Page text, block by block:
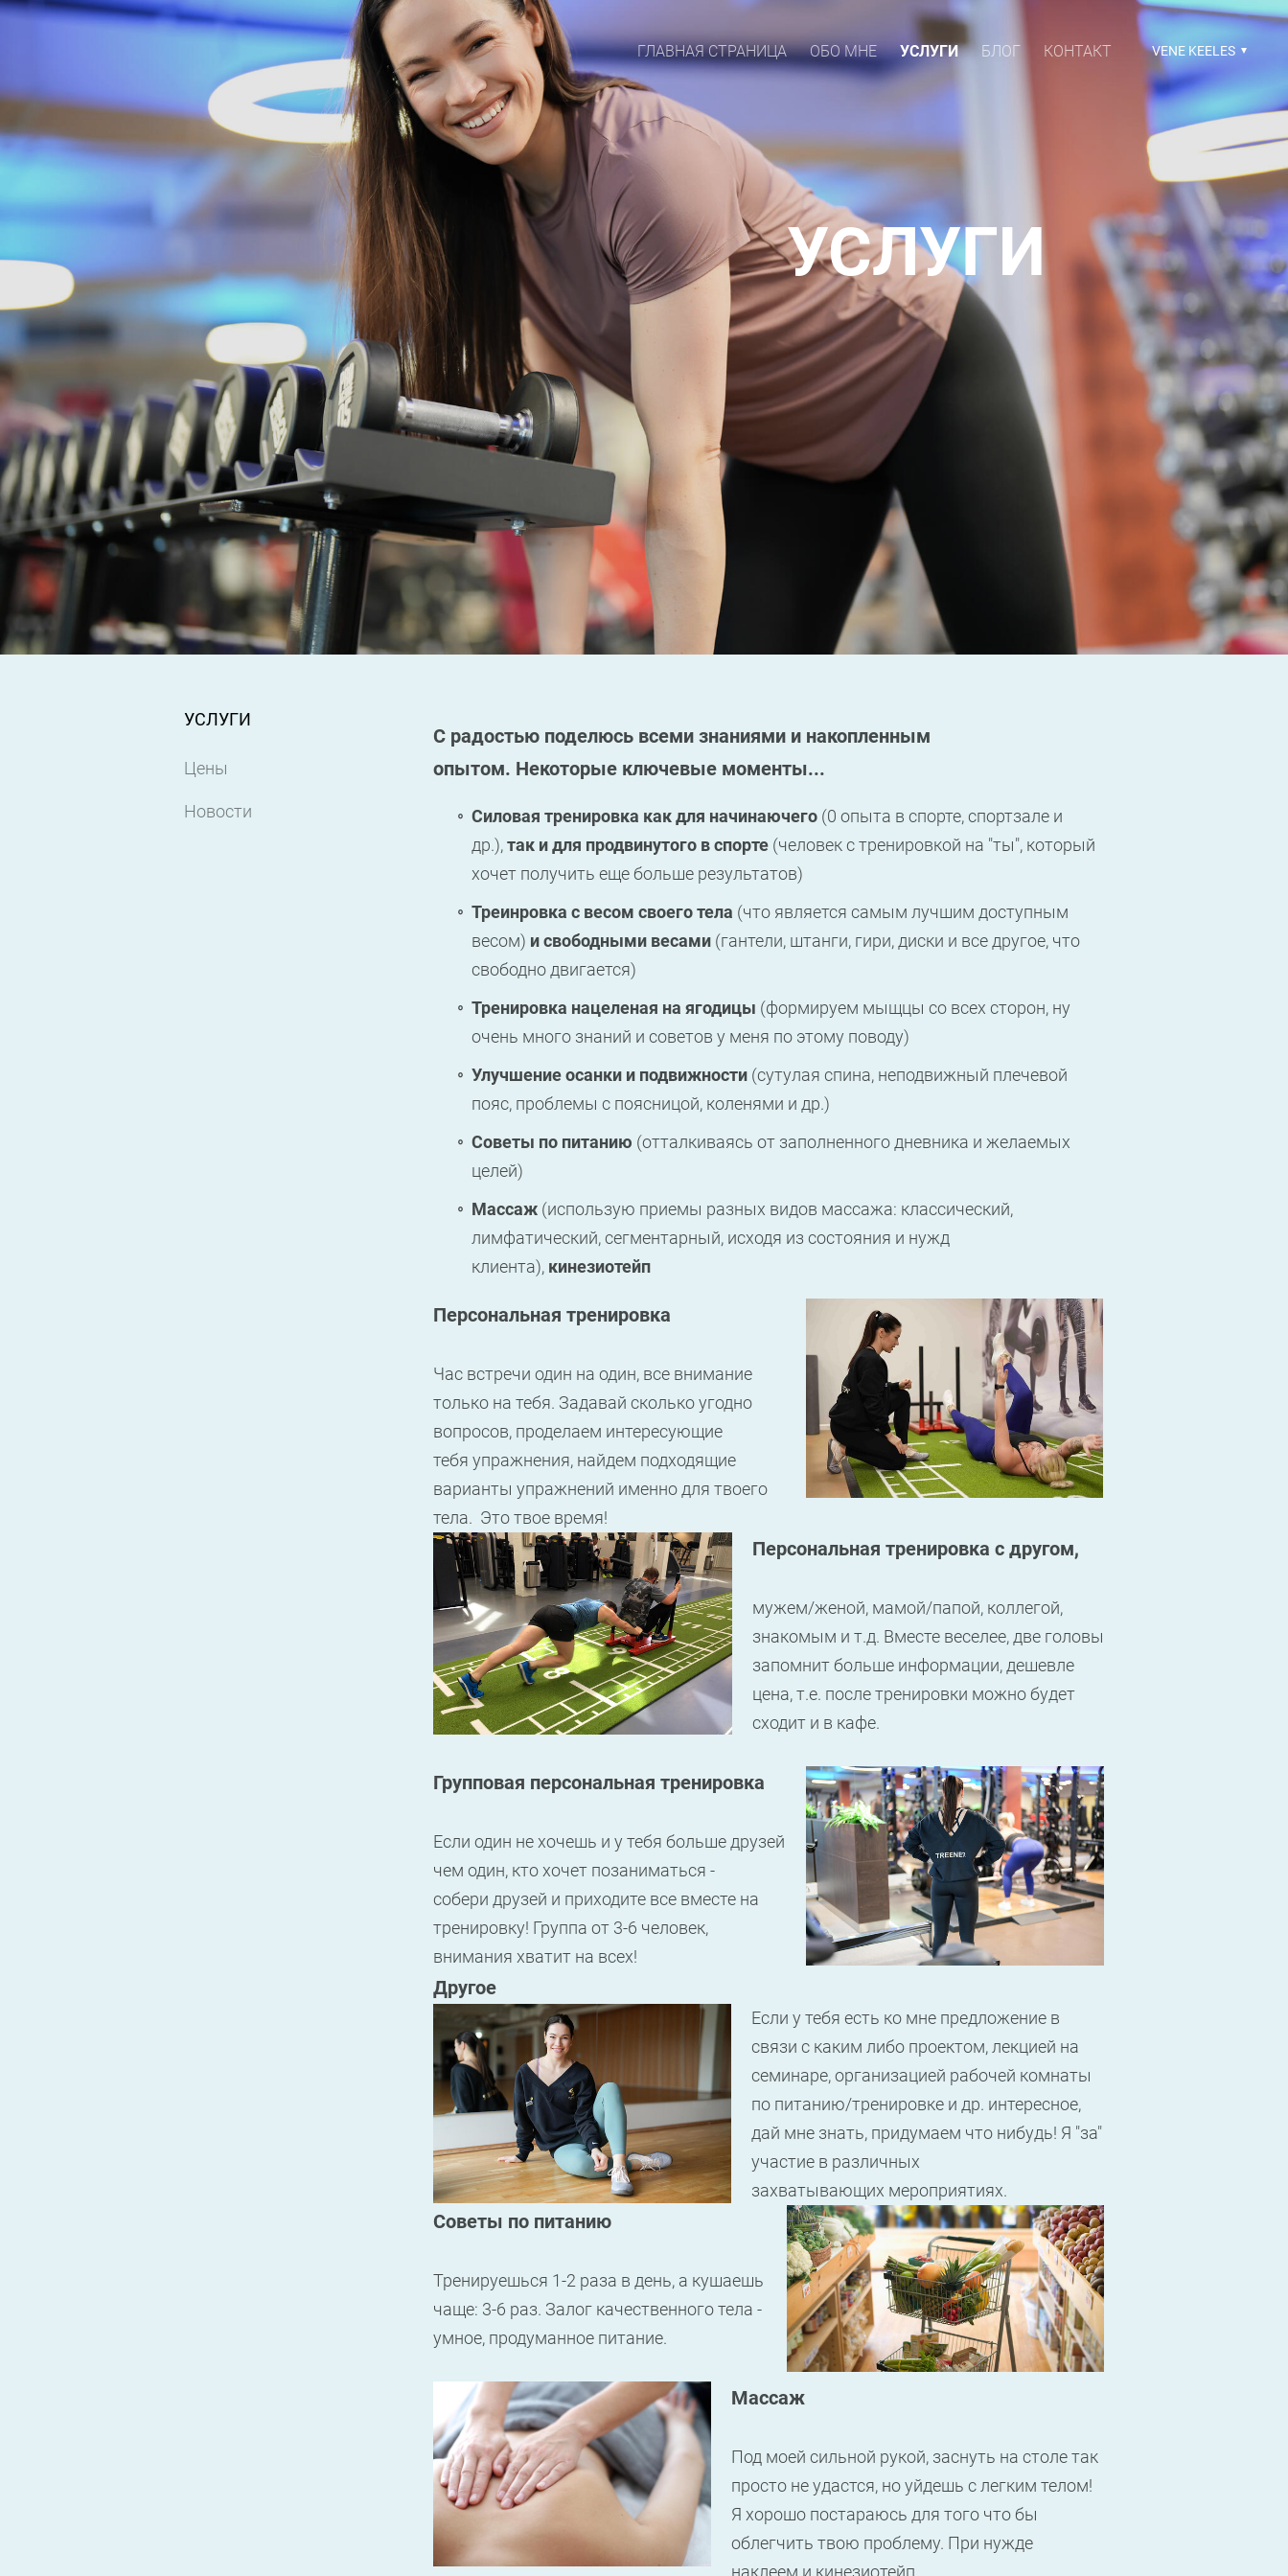
ГЛАВНАЯ СТРАНИЦА ОБО МНЕ УСЛУГИ БЛОГ КОНТАКТ VENE KEELES
УСЛУГИ
УСЛУГИ
Цены
Новости
С радостью поделюсь всеми знаниями и накопленным
опытом. Некоторые ключевые моменты...
Силовая тренировка как для начинаючего (0 опыта в спорте, спортзале и
др.),так и для продвинутого в спорте (человек с тренировкой на "ты", который
хочет получить еще больше результатов)
Треинровка с весом своего тела (что является самым лучшим доступным
весом) и свободными весами (гантели, штанги, гири, диски и все другое, что
свободно двигается)
Тренировка нацеленая на ягодицы (формируем мыщцы со всех сторон, ну
очень много знаний и советов у меня по этому поводу)
Улучшение осанки и подвижности (сутулая спина, неподвижный плечевой
пояс, проблемы с поясницой, коленями и др.)
Советы по питанию (отталкиваясь от заполненного дневника и желаемых
целей)
Массаж (использую приемы разных видов массажа: классический,
лимфатический, сегментарный, исходя из состояния и нужд
клиента), кинезиотейп
Персональная тренировка
Час встречи один на один, все внимание
только на тебя. Задавай сколько угодно
вопросов, проделаем интересующие
тебя упражнения, найдем подходящие
варианты упражнений именно для твоего
тела. Это твое время!
Персональная тренировка с другом,
мужем/женой, мамой/папой, коллегой,
знакомым и т.д. Вместе веселее, две головы
запомнит больше информации, дешевле
цена, т.е. после тренировки можно будет
сходит и в кафе.
Групповая персональная тренировка
Если один не хочешь и у тебя больше друзей
чем один, кто хочет позаниматься -
собери друзей и приходите все вместе на
тренировку! Группа от 3-6 человек,
внимания хватит на всех!
Другое
Если у тебя есть ко мне предложение в
связи с каким либо проектом, лекцией на
семинаре, организацией рабочей комнаты
по питанию/тренировке и др. интересное,
дай мне знать, придумаем что нибудь! Я "за"
участие в различных
захватывающих мероприятиях.
Советы по питанию
Тренируешься 1-2 раза в день, а кушаешь
чаще: 3-6 раз. Залог качественного тела -
умное, продуманное питание.
Массаж
Под моей сильной рукой, заснуть на столе так
просто не удастся, но уйдешь с легким телом!
Я хорошо постараюсь для того что бы
облегчить твою проблему. При нужде
наклеем и кинезиотейп.